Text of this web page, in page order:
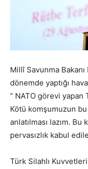
Millî Savunma Bakanı
dönemde yaptığı
” NATO görevi yapan
Kötü komşumuzun bu
anlatılması lazım. Bu
pervasızlık kabul
Türk Silahlı